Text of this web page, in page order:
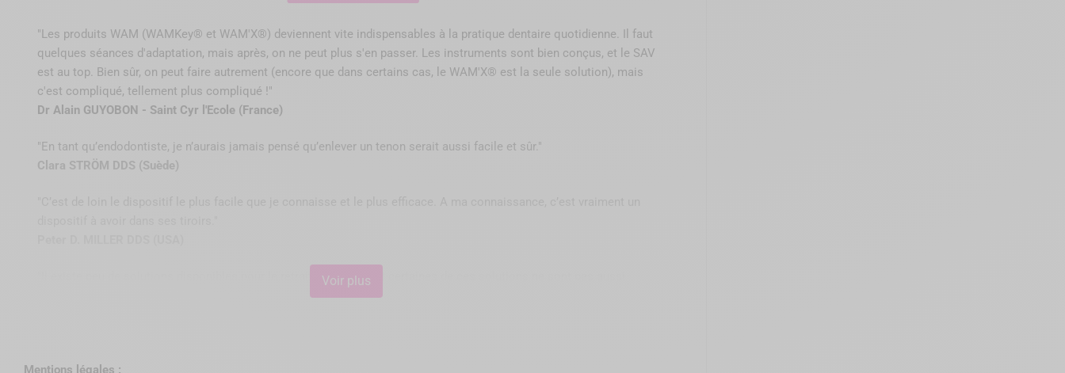
Cas du Faux-Moignon
Créez une gorge sur les faces mésiale et distale de la reconstitution coronaire.
situer à la jonction corono-radiculaire.
Réglez ensuite la vis pour éviter une trop grande ouverture et donc un choc sur les dents
"Les produits WAM (WAMKey® et WAM'X®) deviennent vite indispensables à la pratique dentaire quotidienne. Il faut
quelques séances d'adaptation, mais après, on ne peut plus s'en passer. Les instruments sont bien conçus, et le SAV
est au top. Bien sûr, on peut faire autrement (encore que dans certains cas, le WAM'X® est la seule solution), mais
c'est compliqué, tellement plus compliqué !"
Dr Alain GUYOBON - Saint Cyr l'Ecole (France)
"En tant qu’endodontiste, je n’aurais jamais pensé qu’enlever un tenon serait aussi facile et sûr."
Clara STRÖM DDS (Suède)
"Il existe peu de solutions disponibles pour le retrait de tenons. Et certaines de ces solutions ne sont pas aussi
efficaces que cela. Mais celle-ci FONCTIONNE VRAIMENT !"
Voir plus
Mentions légales :